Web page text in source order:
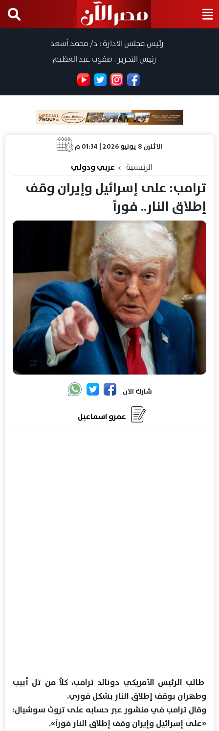
رئيس مجلس الادارة : د/ محمد أسعد
رئيس التحرير : صفوت عبد العظيم
الاثنين 8 يونيو 2026 | 01:34 م
الرئيسية عربي ودولي
ترامب: على إسرائيل وإيران وقف
إطلاق النار.. فوراً
شارك الان
عمرو اسماعيل
طالب الرئيس الأمريكي دونالد ترامب، كلاً من تل أبيب
وطهران بوقف إطلاق النار بشكل فوري.
وقال ترامب في منشور عبر حسابه على تروث سوشيال:
«على إسرائيل وإيران وقف إطلاق النار فوراً».